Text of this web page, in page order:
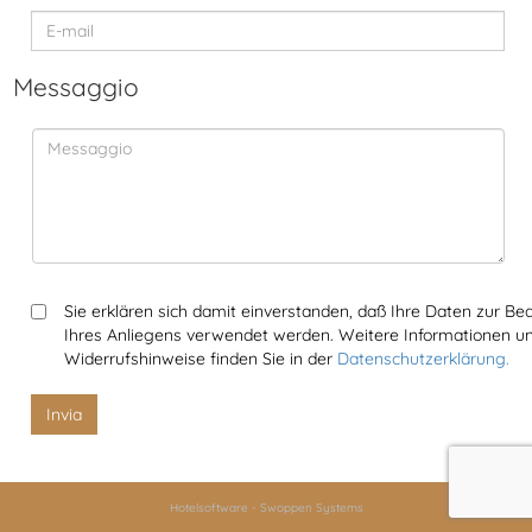
Messaggio
Sie erklären sich damit einverstanden, daß Ihre Daten zur
Ihres Anliegens verwendet werden. Weitere Informationen
Widerrufshinweise finden Sie in der Datenschutzerklärung.
Hotelsoftware - Swoppen Systems